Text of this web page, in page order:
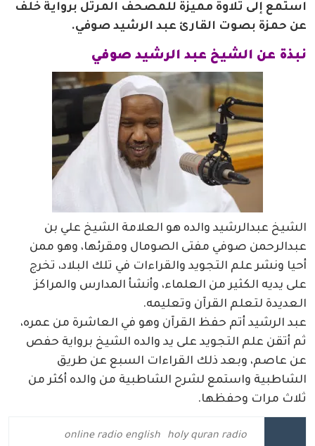
استمع إلى تلاوة مميزة للمصحف المرتل برواية خلف
عن حمزة بصوت القارئ عبد الرشيد صوفي.
نبذة عن الشيخ عبد الرشيد صوفي
الشيخ عبدالرشيد والده هو العلامة الشيخ علي بن
عبدالرحمن صوفي مفتى الصومال ومقرئها، وهو ممن
أحيا ونشر علم التجويد والقراءات في تلك البلاد، تخرج
على يديه الكثير من العلماء، وأنشأ المدارس والمراكز
العديدة لتعلم القرآن وتعليمه.
عبد الرشيد أتم حفظ القرآن وهو في العاشرة من عمره،
ثم أتقن علم التجويد على يد والده الشيخ برواية حفص
عن عاصم، وبعد ذلك القراءات السبع عن طريق
الشاطبية واستمع لشرح الشاطبية من والده أكثر من
ثلاث مرات وحفظها.
holy quran radio
online radio english